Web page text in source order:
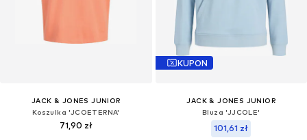
JACK & JONES JUNIOR
Koszulka 'JCOETERNA'
71,90 zł
KUPON
JACK & JONES JUNIOR
Bluza 'JJCOLE'
101,61 zł